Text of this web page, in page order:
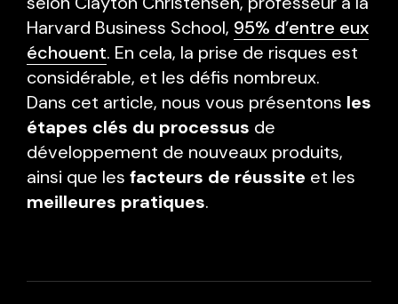
Harvard Business School, 95% d’entre eux
échouent. En cela, la prise de risques est
considérable, et les défis nombreux.
Dans cet article, nous vous présentons les
étapes clés du processus de
développement de nouveaux produits,
ainsi que les facteurs de réussite et les
meilleures pratiques.